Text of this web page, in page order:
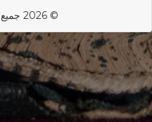
© 2026 جميع الحقوق محفوظة